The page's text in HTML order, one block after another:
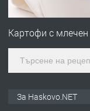
ПРЕДЛАГА
Картофи с млечен
За Haskovo.NET